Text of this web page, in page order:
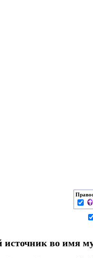
источник во имя